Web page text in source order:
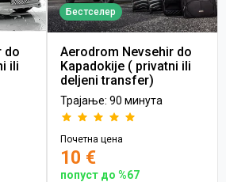
do
ili
Бестселер
Aerodrom Nevsehir do
Kapadokije ( privatni ili
deljeni transfer)
Трајање: 90 минута
Почетна цена
10 €
попуст до %67